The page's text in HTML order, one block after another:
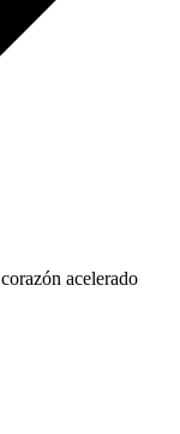
acelerado